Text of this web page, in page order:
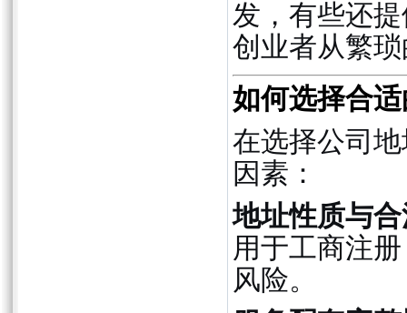
发，有些还
创业者从繁
如何选择合
在选择公司
因素：
地址性质与
用于工商注
风险。